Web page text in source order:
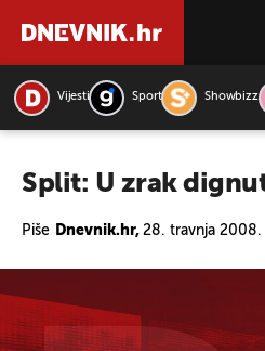
Vijesti Sport Showbizz
Split: U zrak
Piše Dnevnik.hr, 28. travnja 2008.
PRETRAŽITE VIJESTI